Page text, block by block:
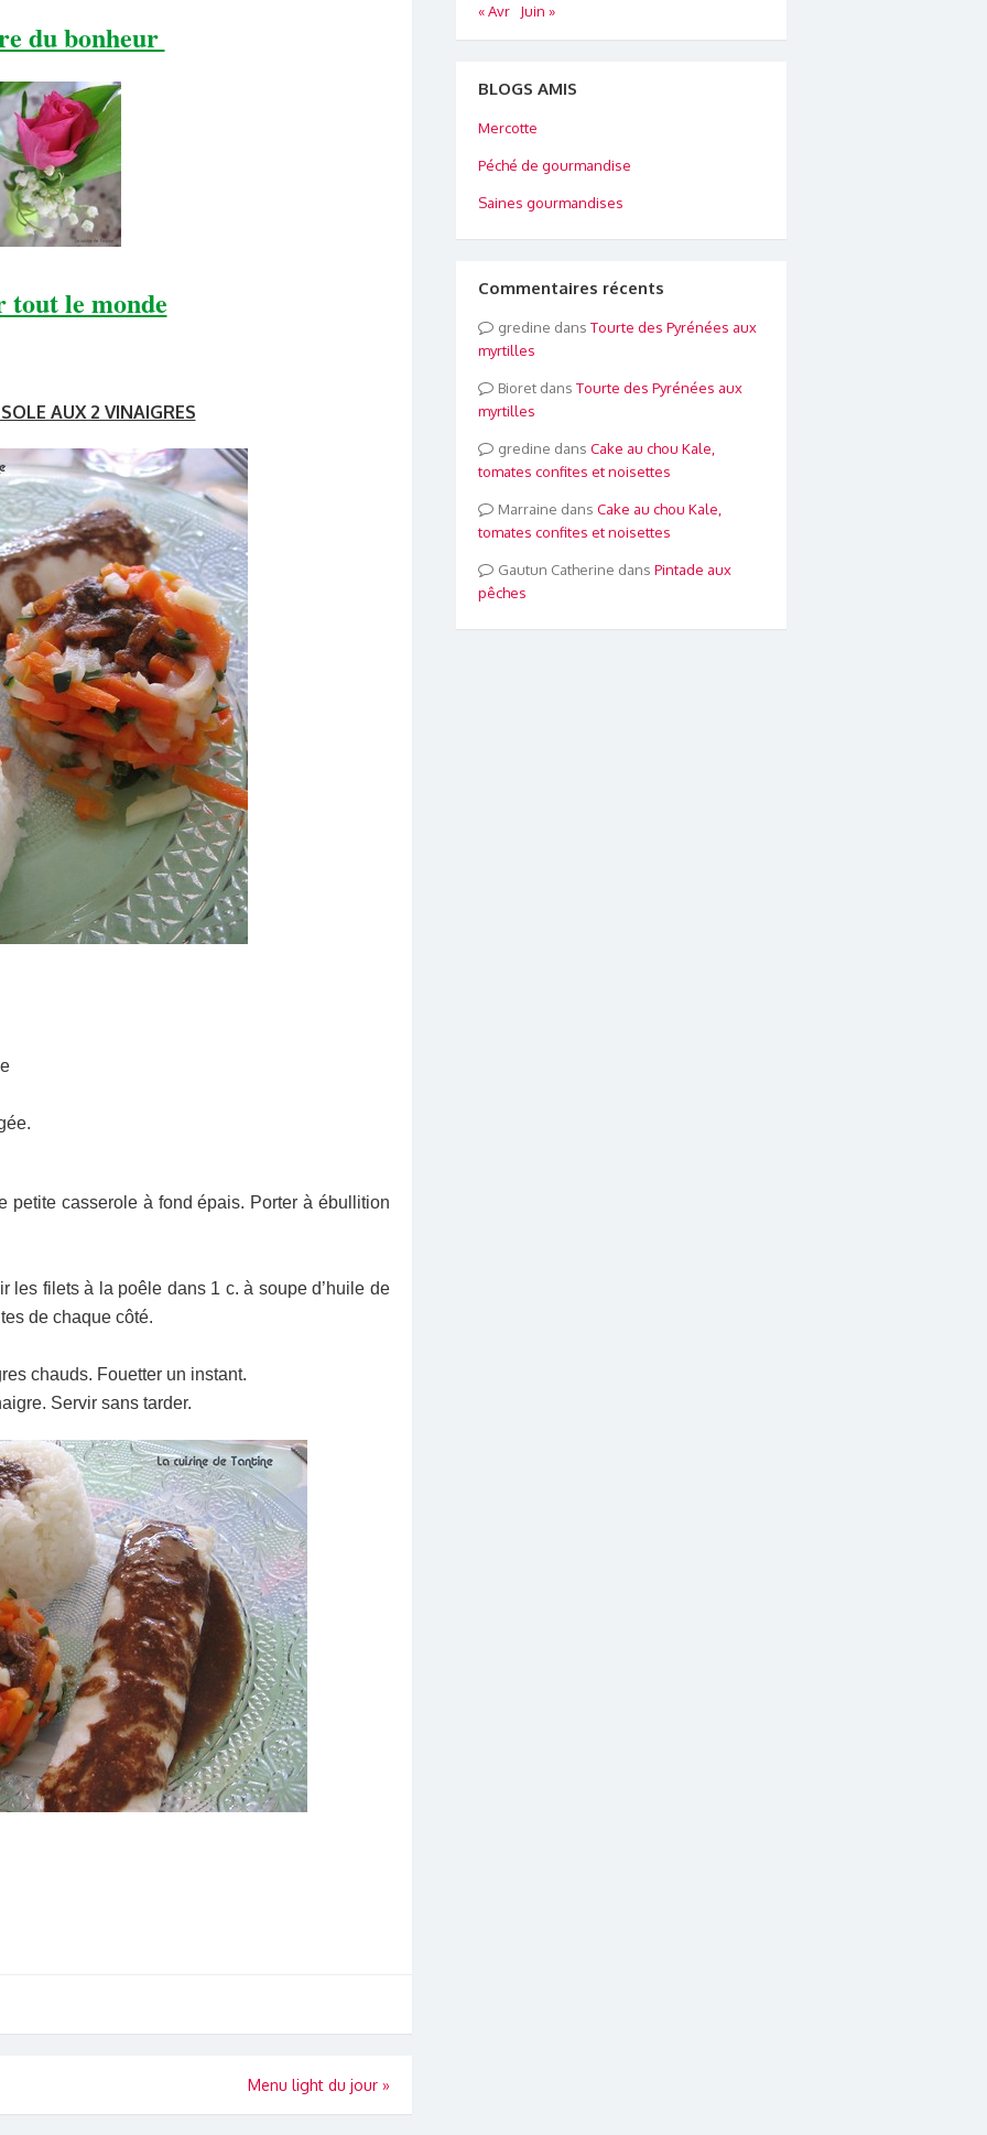
du bonheur
tout le monde
AUX 2 VINAIGRES
petite casserole à fond épais. Porter à ébullition
les filets à la poêle dans 1 c. à soupe d’huile de
de chaque côté.
chauds. Fouetter un instant.
Servir sans tarder.
Menu light du jour »
« Avr
Juin »
BLOGS AMIS
Mercotte
Péché de gourmandise
Saines gourmandises
Commentaires récents
gredine dans Tourte des Pyrénées aux
myrtilles
Bioretdans Tourte des Pyrénées aux
myrtilles
gredine dans Cake au chou Kale,
tomates confites et noisettes
Marraine dans Cake au chou Kale,
tomates confites et noisettes
Gautun Catherine dans Pintade aux
pêches